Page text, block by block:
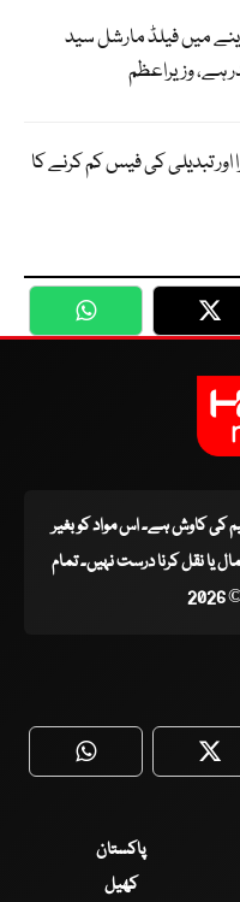
میں فیلڈ مارشل سید
ہے، وزیراعظم
تبدیلی کی فیس کم کرنے کا
WhatsApp
ٹیم کی کاوش ہے۔ اس مواد کو بغیر
نقل کرنا درست نہیں۔ تمام
WhatsApp
پاکستان
کھیل